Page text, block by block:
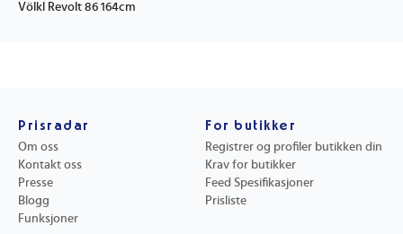
Völkl Revolt 86 164cm
Prisradar
Om oss
Kontakt oss
Presse
Blogg
Funksjoner
For butikker
Registrer og profiler butikken din
Krav for butikker
Feed Spesifikasjoner
Prisliste